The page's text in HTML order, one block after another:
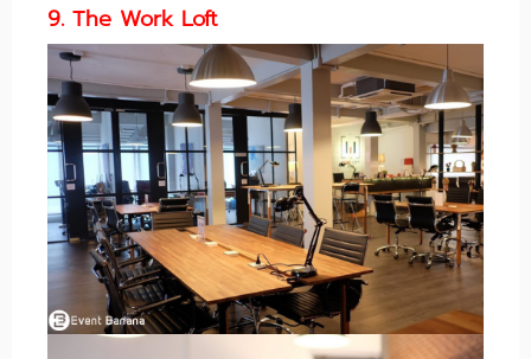
9. The Work Loft